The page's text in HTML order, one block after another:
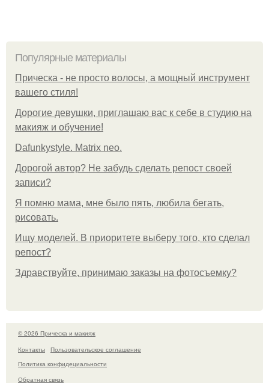
Популярные материалы
Прическа - не просто волосы, а мощный инструмент
вашего стиля!
Дорогие девушки, приглашаю вас к себе в студию на
макияж и обучение!
Dafunkystyle. Matrix neo.
Дорогой автор? Не забудь сделать репост своей
записи?
Я помню мама, мне было пять, любила бегать,
рисовать.
Ищу моделей. В приоритете выберу того, кто сделал
репост?
Здравствуйте, принимаю заказы на фотосъемку?
© 2026 Прическа и макияж
Контакты
Пользовательское соглашение
Политика конфидециальности
Обратная связь